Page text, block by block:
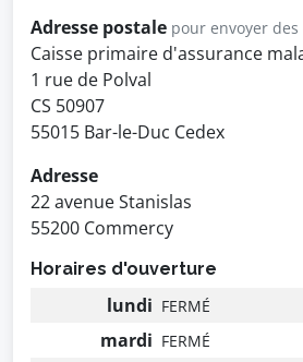
Adresse postale pour envoyer
Caisse primaire d'assurance
1 rue de Polval
CS 50907
55015 Bar-le-Duc Cedex
Adresse
22 avenue Stanislas
55200 Commercy
Horaires d'ouverture
lundi FERMÉ
mardi FERMÉ